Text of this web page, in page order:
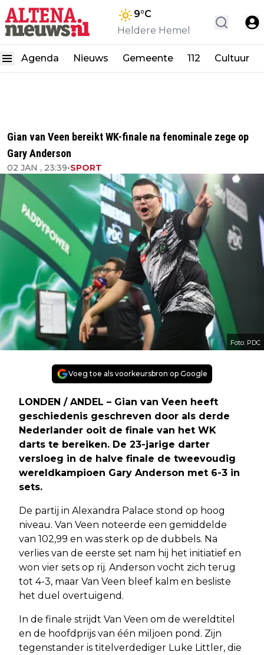
9°C
Heldere Hemel
Agenda Nieuws Gemeente 112 Cultuur
Gian van Veen bereikt WK-finale na fenominale zege op
Gary Anderson
02 JAN , 23:39•SPORT
Foto: PDC
Voeg toe als voorkeursbron op Google
LONDEN / ANDEL – Gian van Veen heeft
geschiedenis geschreven door als derde
Nederlander ooit de finale van het WK
darts te bereiken. De 23-jarige darter
versloeg in de halve finale de tweevoudig
wereldkampioen Gary Anderson met 6-3 in
sets.
De partij in Alexandra Palace stond op hoog
niveau. Van Veen noteerde een gemiddelde
van 102,99 en was sterk op de dubbels. Na
verlies van de eerste set nam hij het initiatief en
won vier sets op rij. Anderson vocht zich terug
tot 4-3, maar Van Veen bleef kalm en besliste
het duel overtuigend.
In de finale strijdt Van Veen om de wereldtitel
en de hoofdprijs van één miljoen pond. Zijn
tegenstander is titelverdediger Luke Littler, die